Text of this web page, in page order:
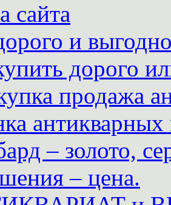
сайта
и
дорого
продажа
антикварных
– золото,
– цена.